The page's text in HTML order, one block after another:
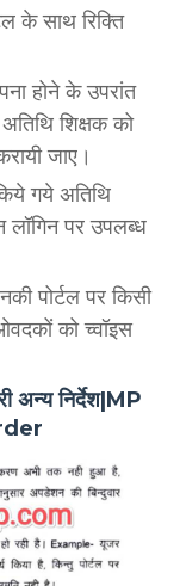
के साथ रिक्ति
होने के उपरांत
शिक्षक को
जाए।
गये अतिथि
लॉगिन पर उपलब्ध
पोर्टल पर किसी
को च्वॉइस
अन्य निर्देश|MP